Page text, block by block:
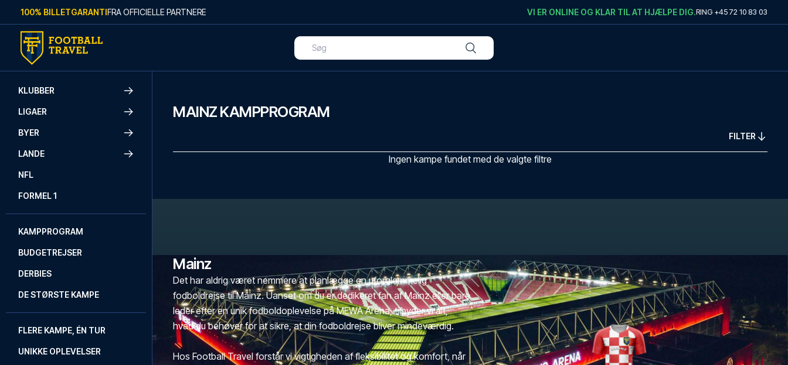
Skip to content
100% BILLETGARANTIFRA OFFICIELLE PARTNERE VI ER ONLINE OG KLAR TIL AT HJÆLPE DIG.RING +45 72 10 83 03
KLUBBER
LIGAER
BYER
LANDE
NFL
FORMEL 1
KAMPPROGRAM
BUDGETREJSER
DERBIES
DE STØRSTE KAMPE
FLERE KAMPE, ÉN TUR
UNIKKE OPLEVELSER
MAINZ KAMPPROGRAM
FILTER
Ingen kampe fundet med de valgte filtre
Mainz
Det har aldrig været nemmere at planlægge en uforglemmelig
fodboldrejse til Mainz. Uanset om du er dedikeret fan af Mainz eller bare
leder efter en unik fodboldoplevelse på MEWA Arena, tilbyder vi alt,
hvad du behøver for at sikre, at din fodboldrejse bliver mindeværdig.
Hos Football Travel forstår vi vigtigheden af fleksibilitet og komfort, når